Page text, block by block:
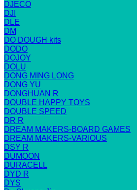
DJECO
DJI
DLE
DM
DO DOUGH kits
DODO
DOJOY
DOLU
DONG MING LONG
DONG YU
DONGHUAN R
DOUBLE HAPPY TOYS
DOUBLE SPEED
DR R
DREAM MAKERS-BOARD GAMES
DREAM MAKERS-VARIOUS
DSY R
DUMOON
DURACELL
DYD R
DYS